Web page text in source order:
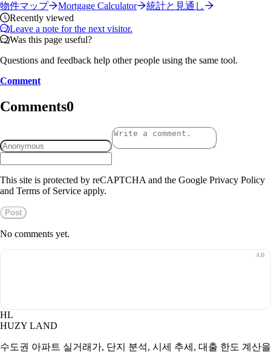
物件マップ
Mortgage Calculator
統計と見通し
Recently viewed
Leave a note for the next visitor.
Was this page useful?
Questions and feedback help other people using the same tool.
Comment
Comments0
This site is protected by reCAPTCHA and the Google Privacy Policy
and Terms of Service apply.
Post
No comments yet.
HL
HUZY LAND
수도권 아파트 실거래가, 단지 분석, 시세 추세, 대출 한도 계산을